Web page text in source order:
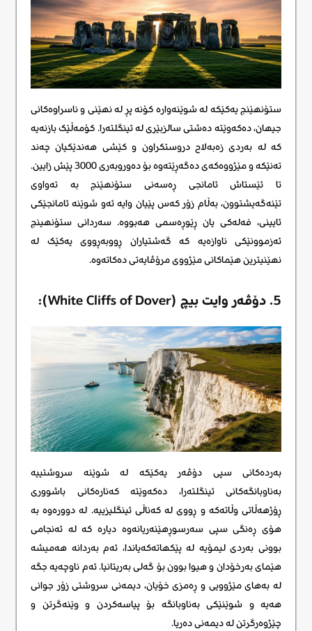
ستۆنهێنج یەکێکە لە شوێنەوارە کۆنە پڕ لە نهێنی و ناسراوەکانی
جیهان، دەکەوێتە دەشتی سالزبێری لە ئینگلتەرا. کۆمەڵێک بازنەیە
کە لە بەردی زەبەلاح دروستکراون و کێشی هەندێکیان چەند
تەنێکە و مێژووەکەی دەگەڕێتەوە بۆ دەوروبەری 3000 پێش زایین.
تا ئێستاش ئامانجی ڕەسەنی ستۆنهێنج بە تەواوی
تێنەگەیشتوون، بەڵام زۆر کەس پێیان وایە ئەو شوێنە ئامانجێکی
ئایینی، فەلەکی یان ڕێوڕەسمی هەبووە. سەردانی ستۆنهینج
ئەزموونێکی ناوازەیە کە گەشتیاران ڕووبەڕووی یەکێک لە
نهێنیترین هێماکانی مێژووی مرۆڤایەتی دەکاتەوە.
5. دۆڤەر وایت بیچ (White Cliffs of Dover):
بەردەکانی سپی دۆڤەر یەکێکە لە شوێنە سروشتییە
بەناوبانگەکانی ئینگلتەرا، دەکەوێتە کەنارەکانی باشووری
ڕۆژهەڵاتی وڵاتەکە و ڕووی لە کەناڵی ئینگلیزییە. لە دوورەوە بە
هۆی ڕەنگی سپی سەرسوڕهێنەریانەوە دیارە کە لە ئەنجامی
بوونی بەردی لیمۆیە لە پێکهاتەکەیاندا، ئەم بەردانە هەمیشە
هێمای بەرخۆدان و هیوا بوون بۆ گەلی بەریتانیا. ئەم ناوچەیە جگە
لە بەهای مێژوویی و ڕەمزی خۆیان، دیمەنی سروشتی زۆر جوانی
هەیە و شوێنێکی بەناوبانگە بۆ پیاسەکردن و وێنەگرتن و
چێژوەرگرتن لە دیمەنی دەریا.